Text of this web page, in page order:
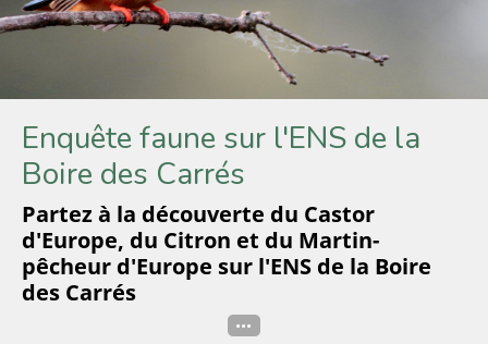
Enquête faune sur l'ENS de la
Boire des Carrés
Partez à la découverte du Castor
d'Europe, du Citron et du Martin-
pêcheur d'Europe sur l'ENS de la Boire
des Carrés
...